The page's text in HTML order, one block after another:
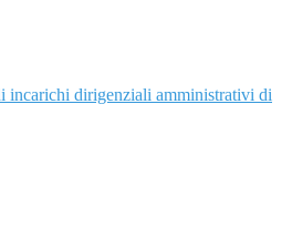
incarichi dirigenziali amministrativi di